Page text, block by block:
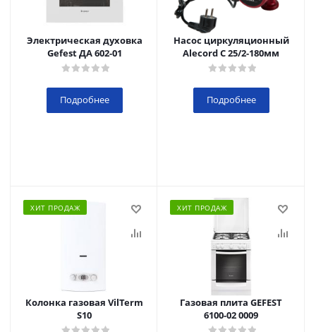
Электрическая духовка
Gefest ДА 602-01
Подробнее
Насос циркуляционный
Alecord C 25/2-180мм
Подробнее
ХИТ ПРОДАЖ
Колонка газовая VilTerm
S10
ХИТ ПРОДАЖ
Газовая плита GEFEST
6100-02 0009